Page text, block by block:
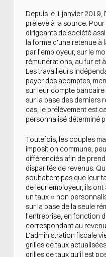
Depuis le 1 janvier 2019,
prélevé à la source.
dirigeants de société
la forme d’une retenue
par l’employeur, sur le
rémunérations, au fur et
Les travailleurs
payer des acomptes,
sur leur compte bancaire
sur la base des derniers
cas, le prélèvement est
personnalisé déterminé
Toutefois, les couples
imposition commune,
différenciés afin de
disparités de revenus.
souhaitent pas que leur
de leur employeur, ils
un taux « non
sur la base de la seule
l’entreprise, en fonction
correspondant au
L’administration fiscale
grilles de taux
grilles de taux qu’il est